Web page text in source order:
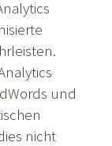
und
nicht